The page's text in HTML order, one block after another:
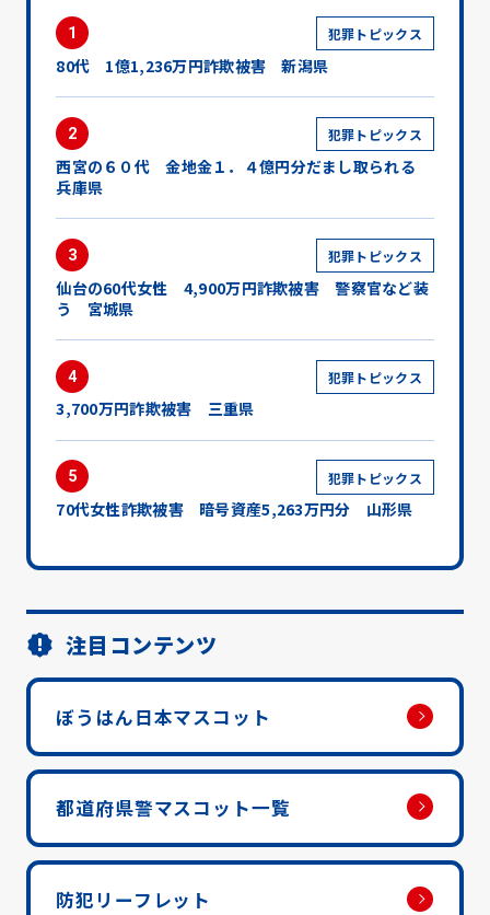
1 犯罪トピックス
80代 1億1,236万円詐欺被害 新潟県
2 犯罪トピックス
西宮の６０代 金地金１．４億円分だまし取られる
兵庫県
3 犯罪トピックス
仙台の60代女性 4,900万円詐欺被害 警察官など装
う 宮城県
4 犯罪トピックス
3,700万円詐欺被害 三重県
5 犯罪トピックス
70代女性詐欺被害 暗号資産5,263万円分 山形県
注目コンテンツ
ぼうはん日本マスコット
都道府県警マスコット一覧
防犯リーフレット